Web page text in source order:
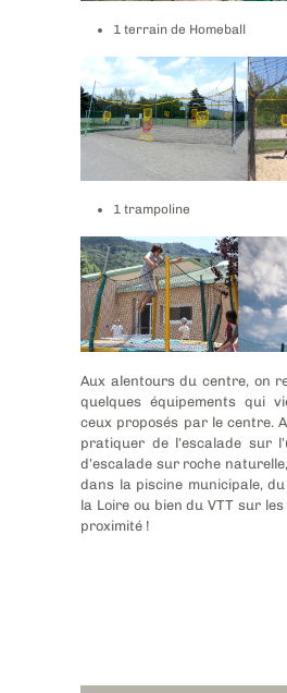
1 terrain de Homeball
1 trampoline
Aux alentours du centre, on
quelques équipements qui
ceux proposés par le centre.
pratiquer de l’escalade sur
d’escalade sur roche
dans la piscine municipale,
la Loire ou bien du VTT sur
proximité !